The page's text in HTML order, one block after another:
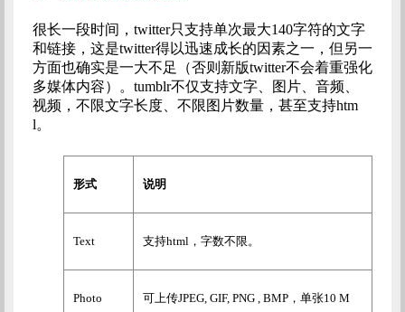
很长一段时间，twitter只支持单次最大140字符的文字
和链接，这是twitter得以迅速成长的因素之一，但另一
方面也确实是一大不足（否则新版twitter不会着重强化
多媒体内容）。tumblr不仅支持文字、图片、音频、
视频，不限文字长度、不限图片数量，甚至支持htm
l。
形式 说明
Text 支持html，字数不限。
Photo 可上传JPEG, GIF, PNG , BMP，单张10 M